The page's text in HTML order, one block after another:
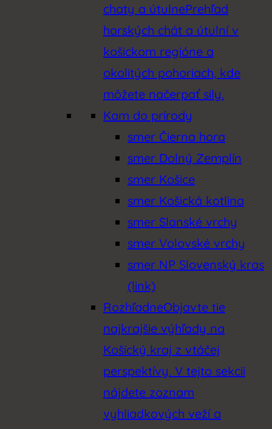
chaty a útulnePrehľad
horských chát a útulní v
košickom regióne a
okolitých pohoriach, kde
môžete načerpať sily.
Kam do prírody
smer Čierna hora
smer Dolný Zemplín
smer Košice
smer Košická kotlina
smer Slanské vrchy
smer Volovské vrchy
smer NP Slovenský kras
(link)
RozhľadneObjavte tie
najkrajšie výhľady na
Košický kraj z vtáčej
perspektívy. V tejto sekcii
nájdete zoznam
vyhliadkových veží a